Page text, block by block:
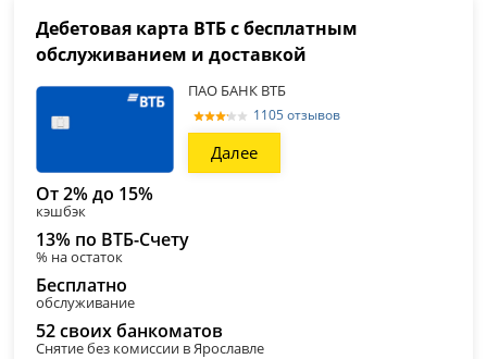
Дебетовая карта ВТБ с бесплатным
обслуживанием и доставкой
ПАО БАНК ВТБ
1105 отзывов
Далее
От 2% до 15%
кэшбэк
13% по ВТБ-Счету
% на остаток
Бесплатно
обслуживание
52 своих банкоматов
Снятие без комиссии в Ярославле